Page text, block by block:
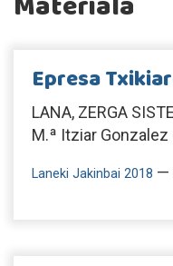
Epresa
LANA, ZERGA
M.ª Itziar
Laneki Jakinbai 2018 —